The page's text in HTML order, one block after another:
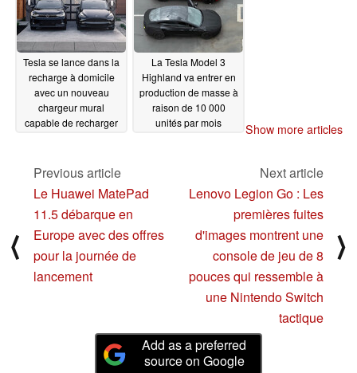
08/16/2023
Tesla se lance dans la
recharge à domicile
avec un nouveau
chargeur mural
capable de recharger
La Tesla Model 3
Highland va entrer en
production de masse à
raison de 10 000
unités par mois
Show more articles
⟨
Previous article
Le Huawei MatePad
11.5 débarque en
Europe avec des offres
pour la journée de
lancement
Next article
Lenovo Legion Go : Les
premières fuites
d'images montrent une
console de jeu de 8
pouces qui ressemble à
une Nintendo Switch
tactique
⟩
Add as a preferred
source on Google